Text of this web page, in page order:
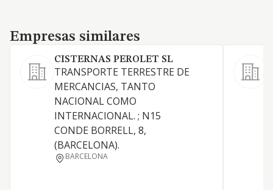
Empresas similares
Empresas similares
CISTERNAS PEROLET SL
TRANSPORTE TERRESTRE DE
MERCANCIAS, TANTO
NACIONAL COMO
INTERNACIONAL. ; N15
CONDE BORRELL, 8,
(BARCELONA).
BARCELONA